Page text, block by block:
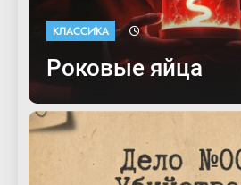
КЛАССИКА
И грянул гром